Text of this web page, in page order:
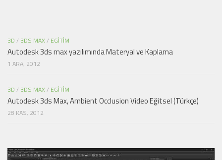
3D / 3DS MAX/ EGITIM
Autodesk 3ds max yazılımında Materyal ve Kaplama
1 ARA, 2012
3D / 3DS MAX/ EGITIM
Autodesk 3ds Max, Ambient Occlusion Video Eğitsel (Türkçe)
28 KAS, 2012